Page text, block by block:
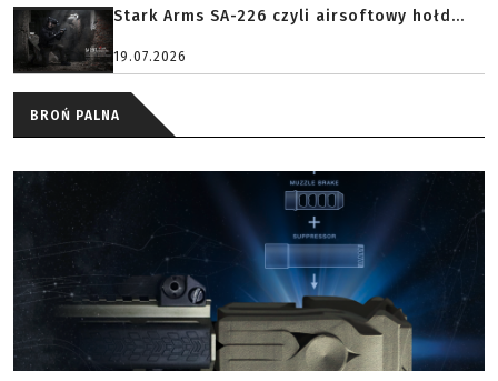
Stark Arms SA-226 czyli airsoftowy hołd...
19.07.2026
BROŃ PALNA